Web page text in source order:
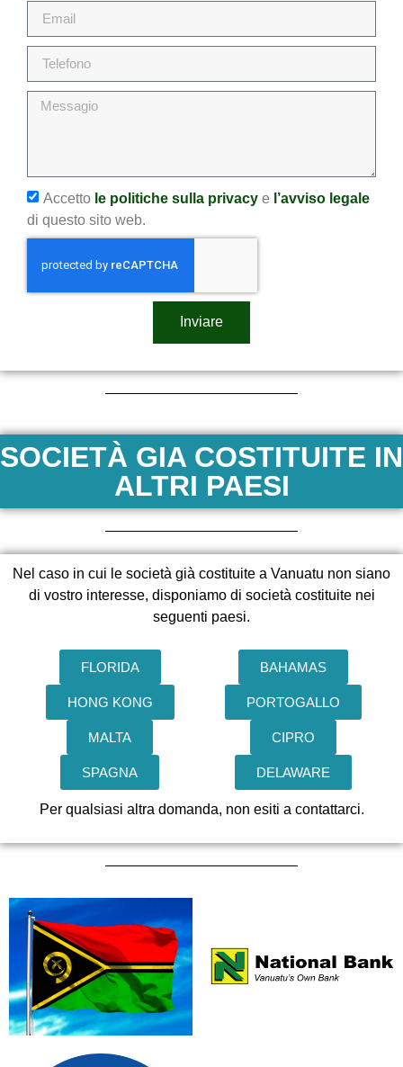
Accetto le politiche sulla privacy e l’avviso legale
di questo sito web.
Inviare
SOCIETÀ GIA COSTITUITE IN
ALTRI PAESI
Nel caso in cui le società già costituite a Vanuatu non siano
di vostro interesse, disponiamo di società costituite nei
seguenti paesi.
FLORIDA BAHAMAS
HONG KONG PORTOGALLO
MALTA CIPRO
SPAGNA DELAWARE
Per qualsiasi altra domanda, non esiti a contattarci.